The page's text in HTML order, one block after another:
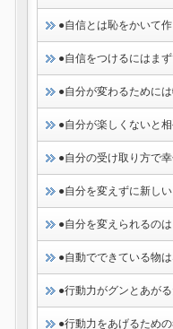
●自信とは恥をかいて
●自信をつけるにはま
●自分が変わるために
●自分が楽しくないと
●自分の受け取り方で
●自分を変えずに新し
●自分を変えられるの
●自動でできている物
●行動力がグンとあが
●行動力をあげるため